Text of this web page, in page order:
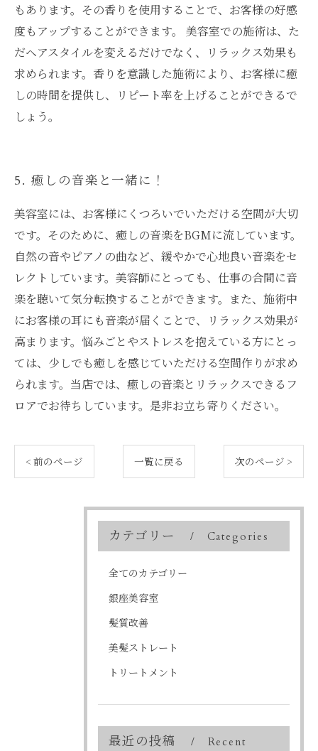
もあります。その香りを使用することで、お客様の好感
度もアップすることができます。 美容室での施術は、た
だヘアスタイルを変えるだけでなく、リラックス効果も
求められます。香りを意識した施術により、お客様に癒
しの時間を提供し、リピート率を上げることができるで
しょう。
5. 癒しの音楽と一緒に！
美容室には、お客様にくつろいでいただける空間が大切
です。そのために、癒しの音楽をBGMに流しています。
自然の音やピアノの曲など、緩やかで心地良い音楽をセ
レクトしています。美容師にとっても、仕事の合間に音
楽を聴いて気分転換することができます。また、施術中
にお客様の耳にも音楽が届くことで、リラックス効果が
高まります。悩みごとやストレスを抱えている方にとっ
ては、少しでも癒しを感じていただける空間作りが求め
られます。当店では、癒しの音楽とリラックスできるフ
ロアでお待ちしています。是非お立ち寄りください。
< 前のページ 一覧に戻る 次のページ >
カテゴリー Categories
全てのカテゴリー
銀座美容室
髪質改善
美髪ストレート
トリートメント
最近の投稿
Recent